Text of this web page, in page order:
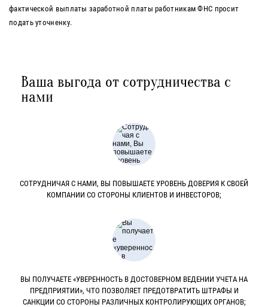
фактической выплаты заработной платы работникам ФНС просит
подать уточненку.
Ваша выгода от сотрудничества с
нами
СОТРУДНИЧАЯ С НАМИ, ВЫ ПОВЫШАЕТЕ УРОВЕНЬ ДОВЕРИЯ К СВОЕЙ
КОМПАНИИ СО СТОРОНЫ КЛИЕНТОВ И ИНВЕСТОРОВ;
ВЫ ПОЛУЧАЕТЕ «УВЕРЕННОСТЬ В ДОСТОВЕРНОМ ВЕДЕНИИ УЧЕТА НА
ПРЕДПРИЯТИИ», ЧТО ПОЗВОЛЯЕТ ПРЕДОТВРАТИТЬ ШТРАФЫ И
САНКЦИИ СО СТОРОНЫ РАЗЛИЧНЫХ КОНТРОЛИРУЮЩИХ ОРГАНОВ;